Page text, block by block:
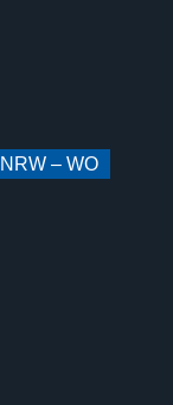
– WO F